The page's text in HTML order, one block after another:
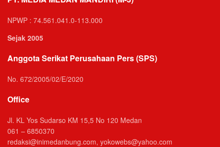
NPWP : 74.561.041.0-113.000
Sejak 2005
Anggota Serikat Perusahaan Pers (SPS)
No. 672/2005/02/E/2020
Office
Jl. KL Yos Sudarso KM 15,5 No 120 Medan
061 – 6850370
redaksi@inimedanbung.com, yokowebs@yahoo.com